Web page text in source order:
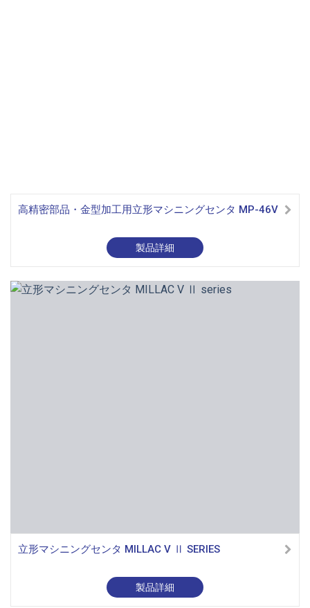
高精密部品・金型加工用立形マシニングセンタ MP-46V
製品詳細
立形マシニングセンタ MILLAC V Ⅱ SERIES
製品詳細